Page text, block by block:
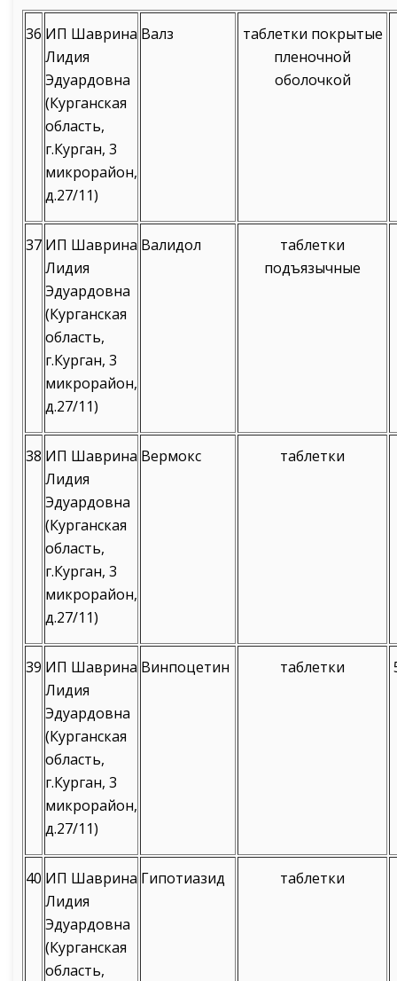
36 ИП Шаврина
Лидия
Эдуардовна
(Курганская
область,
г.Курган, 3
микрорайон,
д.27/11)
Валз
таблетки покрытые
пленочной
оболочкой
37 ИП Шаврина
Лидия
Эдуардовна
(Курганская
область,
г.Курган, 3
микрорайон,
д.27/11)
Валидол
таблетки
подъязычные
38 ИП Шаврина
Лидия
Эдуардовна
(Курганская
область,
г.Курган, 3
микрорайон,
д.27/11)
Вермокс таблетки
39 ИП Шаврина
Лидия
Эдуардовна
(Курганская
область,
г.Курган, 3
микрорайон,
д.27/11)
Винпоцетин таблетки
40 ИП Шаврина
Лидия
Эдуардовна
(Курганская
область,
Гипотиазид таблетки